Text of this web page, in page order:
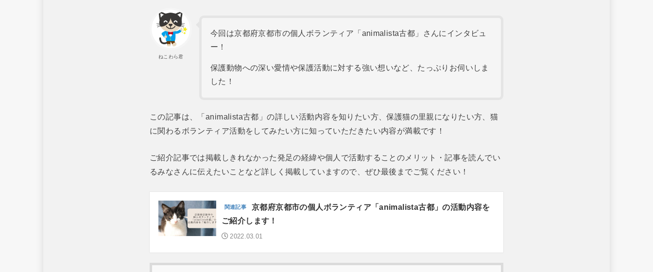
ねこわら君
今回は京都府京都市の個人ボランティア「animalista古都」さんにインタビュ
ー！
保護動物への深い愛情や保護活動に対する強い想いなど、たっぷりお伺いしま
した！
この記事は、「animalista古都」の詳しい活動内容を知りたい方、保護猫の里親になりたい方、猫
に関わるボランティア活動をしてみたい方に知っていただきたい内容が満載です！
ご紹介記事では掲載しきれなかった発足の経緯や個人で活動することのメリット・記事を読んでい
るみなさんに伝えたいことなど詳しく掲載していますので、ぜひ最後までご覧ください！
京都府京都市の個人ボランティア「animalista古都」の活動内容を
ご紹介します！
2022.03.01